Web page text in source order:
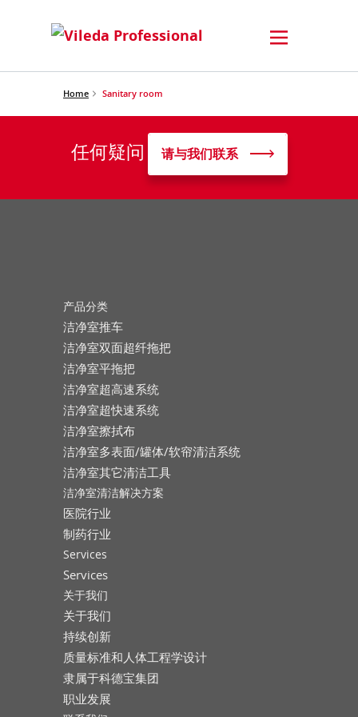
Home Sanitary room
任何疑问 请与我们联系
产品分类
洁净室推车
洁净室双面超纤拖把
洁净室平拖把
洁净室超高速系统
洁净室超快速系统
洁净室擦拭布
洁净室多表面/罐体/软帘清洁系统
洁净室其它清洁工具
洁净室清洁解决方案
医院行业
制药行业
Services
Services
关于我们
关于我们
持续创新
质量标准和人体工程学设计
隶属于科德宝集团
职业发展